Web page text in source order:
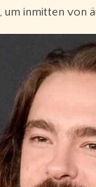
inmitten von